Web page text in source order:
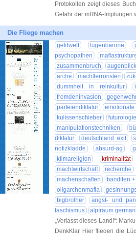
Protokollen zeigt dieses
Gefahr der mRNA-
Die Fliege machen
geldwelt lügenbarone
psychopathen
zusammenbruch
arche
machtterroristen
dummheit in reinkultur
fremdeninvasion
parteiendiktatur
kulissenschieber
futurologie
manipulationstechniken
diktatur
deutschland exit
notizkladde
absurd-ag
klimareligion
kriminalität
machtwirtschaft
recherche
machenschaften
banditen
oligarchenmafia
bigbrother
angst- und
faschismus
alptraum
„Verlasst dieses Land!“:
DenkKlar Hier fliegen die